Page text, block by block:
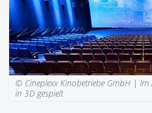
© Cineplexx Kinobetriebe GmbH |Im
in 3D gespielt